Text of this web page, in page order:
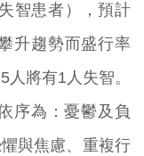
智患者），預計
升趨勢而盛行率
將有1人失智。
序為：憂鬱及負
與焦慮、重複行